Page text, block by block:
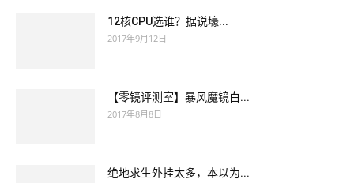
12核CPU选谁？据说壕...
2017年9月12日
【零镜评测室】暴风魔镜白...
2017年8月8日
绝地求生外挂太多，本以为...